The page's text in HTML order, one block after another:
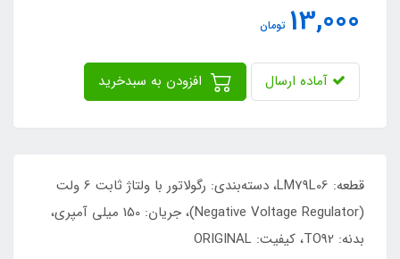
13,000 تومان
آماده ارسال
قطعه: LM79L06، دسته‌بندی: رگولاتور با ولتاژ ثابت 6 ولت
(Negative Voltage Regulator)، جریان: 150 میلی آمپری،
بدنه: TO92، کیفیت: ORIGINAL